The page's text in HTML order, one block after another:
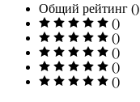
Общий рейтинг ()
()
()
()
()
()